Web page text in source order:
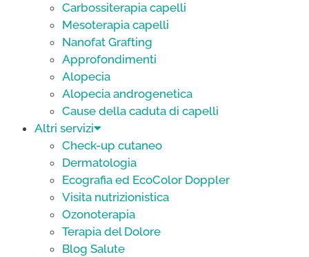
Carbossiterapia capelli
Mesoterapia capelli
Nanofat Grafting
Approfondimenti
Alopecia
Alopecia androgenetica
Cause della caduta di capelli
Altri servizi
Check-up cutaneo
Dermatologia
Ecografia ed EcoColor Doppler
Visita nutrizionistica
Ozonoterapia
Terapia del Dolore
Blog Salute